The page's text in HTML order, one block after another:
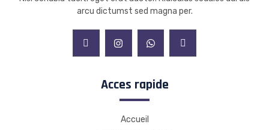
arcu dictumst sed magna per.
Acces rapide
Accueil